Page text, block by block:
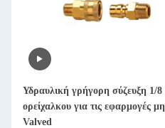
Υδραυλική γρήγορη σύζευξη 1/8
ορείχαλκου για τις εφαρμογές μη
Valved